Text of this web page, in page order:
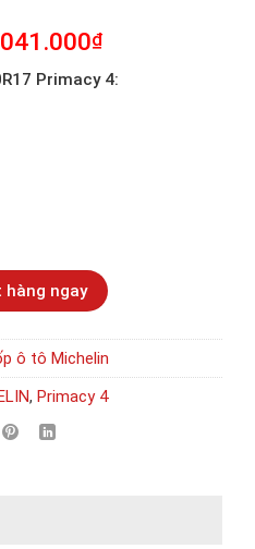
₫Giá
tại
Primacy 4:
ngay
ô tô Michelin
, Primacy 4